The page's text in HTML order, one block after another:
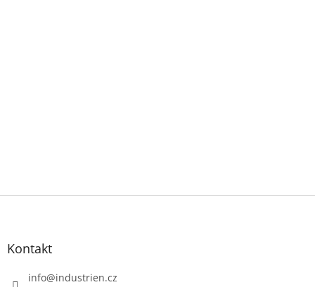
Z
Kontakt
info@industrien.cz